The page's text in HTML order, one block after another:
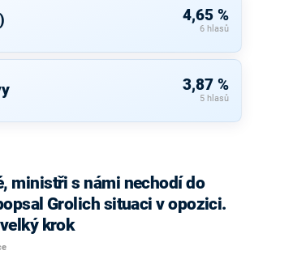
4,65 %
6 hlasů
3,87 %
5 hlasů
ministři s námi nechodí do
Grolich situaci v opozici.
krok